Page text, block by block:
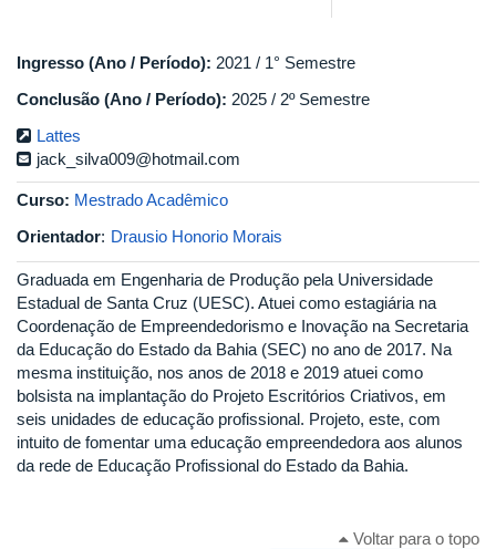
Ingresso (Ano / Período): 2021 / 1° Semestre
Conclusão (Ano / Período): 2025 / 2º Semestre
Lattes
jack_silva009@hotmail.com
Curso: Mestrado Acadêmico
Orientador: Drausio Honorio Morais
Graduada em Engenharia de Produção pela Universidade
Estadual de Santa Cruz (UESC). Atuei como estagiária na
Coordenação de Empreendedorismo e Inovação na Secretaria
da Educação do Estado da Bahia (SEC) no ano de 2017. Na
mesma instituição, nos anos de 2018 e 2019 atuei como
bolsista na implantação do Projeto Escritórios Criativos, em
seis unidades de educação profissional. Projeto, este, com
intuito de fomentar uma educação empreendedora aos alunos
da rede de Educação Profissional do Estado da Bahia.
Voltar para o topo